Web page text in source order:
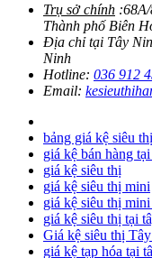
Trụ sở chính
Thành phố Biên
Địa chỉ tại Tây
Ninh
Hotline: 036 912
Email:
bảng giá kệ siêu
giá kệ bán hàng
giá kệ siêu thị
giá kệ siêu thị mini
giá kệ siêu thị
giá kệ siêu thị tại
Giá kệ siêu thị
giá kệ tạp hóa tại